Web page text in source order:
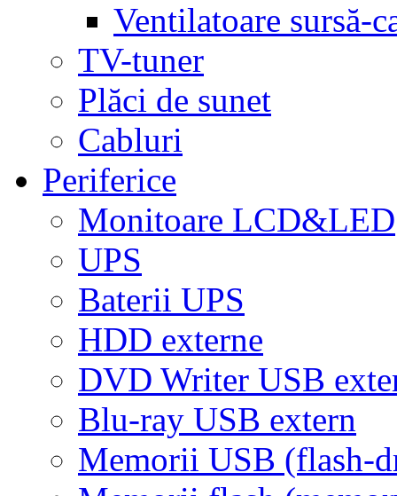
Ventilatoare sursă-
TV-tuner
Plăci de sunet
Cabluri
Periferice
Monitoare LCD&LED
UPS
Baterii UPS
HDD externe
DVD Writer USB
Blu-ray USB extern
Memorii USB (flash-